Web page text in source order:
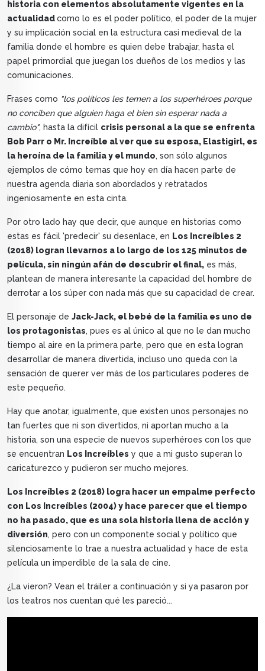
historia con elementos absolutamente vigentes en la
actualidadcomo lo es el poder político, el poder de la mujer
y su implicación social en la estructura casi medieval de la
familia donde el hombre es quien debe trabajar, hasta el
papel primordial que juegan los dueños de los medios y las
comunicaciones.
Frases como "los políticos les temen a los superhéroes porque
no conciben que alguien haga el bien sin esperar nada a
cambio", hasta la difícil crisis personal a la que se enfrenta
Bob Parr o Mr. Increíble al ver que su esposa, Elastigirl, es
la heroína de la familia y el mundo, son sólo algunos
ejemplos de cómo temas que hoy en día hacen parte de
nuestra agenda diaria son abordados y retratados
ingeniosamente en esta cinta.
Por otro lado hay que decir, que aunque en historias como
estas es fácil 'predecir' su desenlace, en Los Increíbles 2
(2018) logran llevarnos a lo largo de los 125 minutos de
película, sin ningún afán de descubrir el final, es más,
plantean de manera interesante la capacidad del hombre de
derrotar a los súper con nada más que su capacidad de crear.
El personaje de Jack-Jack, el bebé de la familia es uno de
los protagonistas, pues es al único al que no le dan mucho
tiempo al aire en la primera parte, pero que en esta logran
desarrollar de manera divertida, incluso uno queda con la
sensación de querer ver más de los particulares poderes de
este pequeño.
Hay que anotar, igualmente, que existen unos personajes no
tan fuertes que ni son divertidos, ni aportan mucho a la
historia, son una especie de nuevos superhéroes con los que
se encuentran Los Increíbles y que a mi gusto superan lo
caricaturezco y pudieron ser mucho mejores.
Los Increíbles 2 (2018) logra hacer un empalme perfecto
con Los Increíbles (2004) y hace parecer que el tiempo
no ha pasado, que es una sola historia llena de acción y
diversión, pero con un componente social y político que
silenciosamente lo trae a nuestra actualidad y hace de esta
película un imperdible de la sala de cine.
¿La vieron? Vean el tráiler a continuación y si ya pasaron por
los teatros nos cuentan qué les pareció...